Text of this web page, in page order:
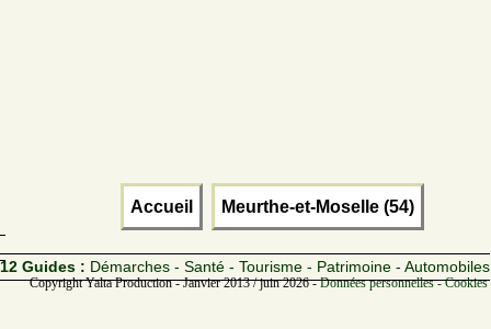
Accueil Meurthe-et-Moselle (54)
12 Guides : Démarches - Santé - Tourisme - Patrimoine - Automobiles
Copyright Yalta Production - Janvier 2013 / juin 2026 -Données personnelles -